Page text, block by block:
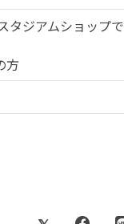
タジアムショップで
方